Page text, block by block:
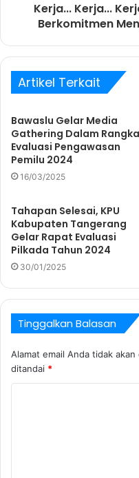
Kerja... Kerja...
Berkomitmen
Artikel Terkait
Bawaslu Gelar Media
Gathering Dalam Rangka
Evaluasi Pengawasan
Pemilu 2024
16/03/2025
Tahapan Selesai, KPU
Kabupaten Tangerang
Gelar Rapat Evaluasi
Pilkada Tahun 2024
30/01/2025
Tinggalkan Balasan
Alamat email Anda tidak akan
ditandai *